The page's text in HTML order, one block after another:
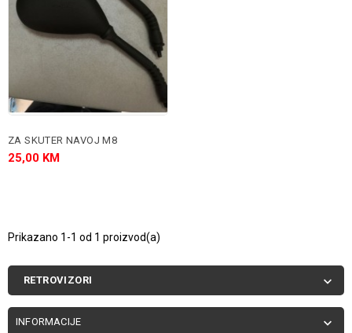
ZA SKUTER NAVOJ M8
25,00 KM
Prikazano 1-1 od 1 proizvod(a)
RETROVIZORI 
INFORMACIJE 